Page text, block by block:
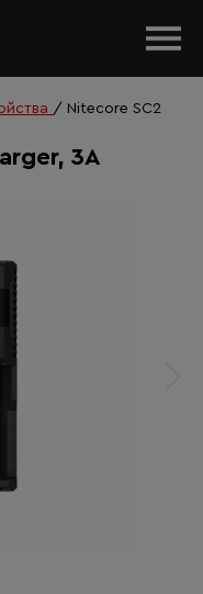
/ Nitecore SC2
3А